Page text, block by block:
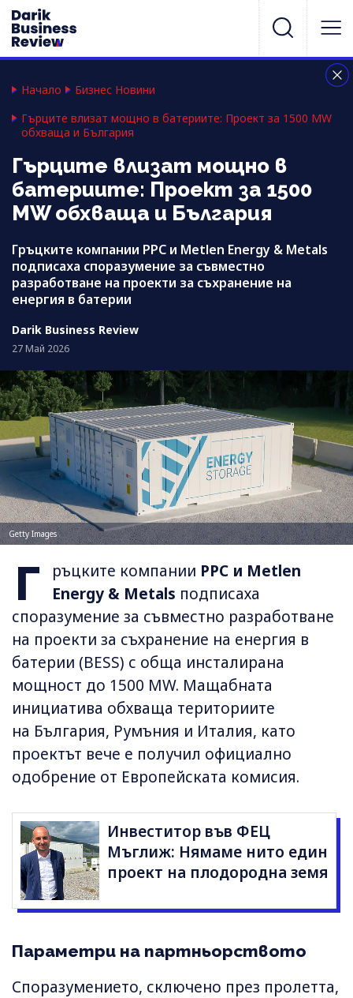
Начало
Бизнес Новини
Гърците влизат мощно в батериите: Проект за 1500 MW
обхваща и България
Гърците влизат мощно в
батериите: Проект за 1500
MW обхваща и България
Гръцките компании PPC и Metlen Energy & Metals
подписаха споразумение за съвместно
разработване на проекти за съхранение на
енергия в батерии
Darik Business Review
27 Май 2026
Getty Images
Г ръцките компании PPC и Metlen
Energy & Metals подписаха
споразумение за съвместно разработване
на проекти за съхранение на енергия в
батерии (BESS) с обща инсталирана
мощност до 1500 MW. Мащабната
инициатива обхваща териториите
на България, Румъния и Италия, като
проектът вече е получил официално
одобрение от Европейската комисия.
Инвеститор във ФЕЦ
Мъглиж: Нямаме нито един
проект на плодородна земя
Параметри на партньорството
Споразумението, сключено през пролетта,